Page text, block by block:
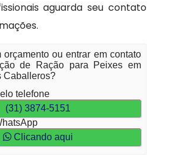
aguarda seu contato
orçamento ou entrar em contato
de Ração para Peixes em
Caballeros?
telefone
(31) 3874-5151
Clicando aqui